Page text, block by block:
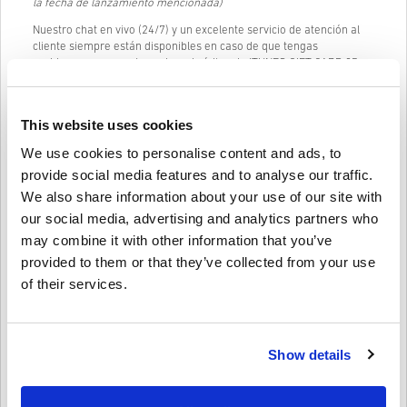
This website uses cookies
We use cookies to personalise content and ads, to
provide social media features and to analyse our traffic.
We also share information about your use of our site with
our social media, advertising and analytics partners who
may combine it with other information that you’ve
provided to them or that they’ve collected from your use
of their services.
Show details
la fecha de lanzamiento mencionada)
Nuestro chat en vivo (24/7) y un excelente servicio de atención al
cliente siempre están disponibles en caso de que tengas
problemas o preguntas sobre el código de ITUNES GIFT CARD 25
formularios engorrosos o encuestas para completar y solo
válido, por lo que el proceso de compra de ITUNES GIFT CARD 25
EUR de livecards.net es rápido y fácil.
Cómo funciona en Livecards.net
¿Nuevo en Livecards.net? Comprar códigos digitales es rápido y
fácil:
Descargo de responsabilidad
artículos en stock se entregarán instantáneamente tan
10 Opiniones